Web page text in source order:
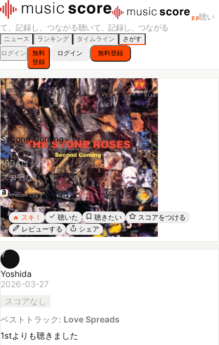
β β聴い
て、記録し、つながる聴いて、記録し、つながる
ニュース ランキング タイムライン
さがす
ログイン
無料
登録
ログイン 無料登録
Second Coming
ザ・ストーン・ローゼズ
1994ロック
スコアなし
Amazonで探す
🔥スキ！ 聴いた 聴きたい スコアをつける
レビューする シェア
Y
Yoshida
2026-03-27
スコアなし
参考になった シェア